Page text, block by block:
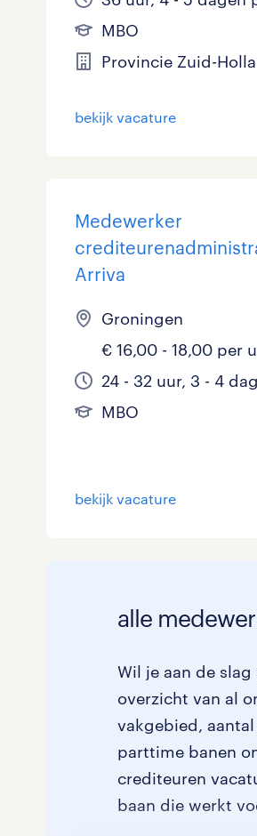
ICT
Logistiek 0
Webcare
toon 6 resultaten
VMBO/MAVO
toon 6 resultaten
toon 6 resultaten
toon 6 resultaten
MBO
Provincie Zuid-
bekijk vacature
Medewerker
Arriva
Groningen
€ 16,00 - 18,00 per
24 - 32 uur, 3 - 4
MBO
bekijk vacature
alle
Wil je aan de
overzicht van al
vakgebied,
parttime banen
crediteuren
baan die werkt